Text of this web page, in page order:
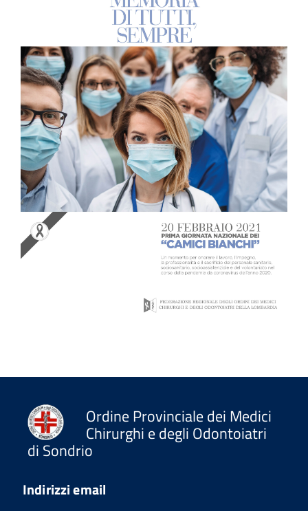
Ordine Provinciale dei Medici
Chirurghi e degli Odontoiatri
di Sondrio
Indirizzi email